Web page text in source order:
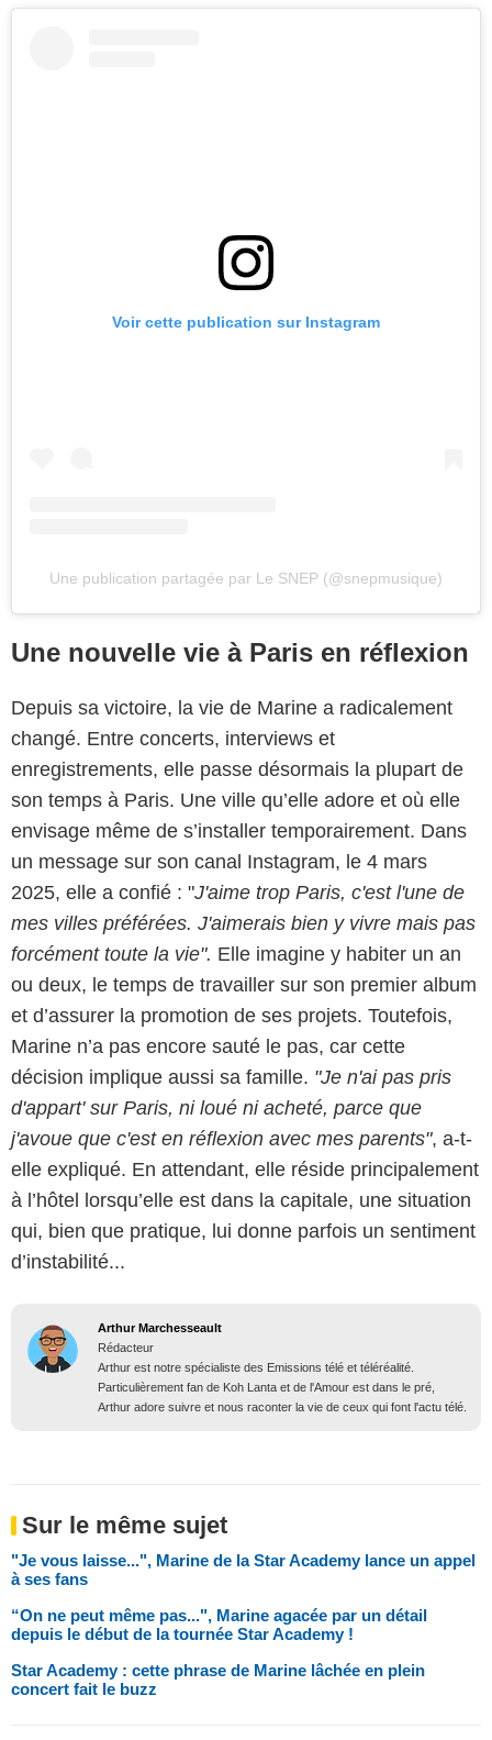
Voir cette publication sur Instagram
Une publication partagée par Le SNEP (@snepmusique)
Une nouvelle vie à Paris en réflexion
Depuis sa victoire, la vie de Marine a radicalement
changé. Entre concerts, interviews et
enregistrements, elle passe désormais la plupart de
son temps à Paris. Une ville qu’elle adore et où elle
envisage même de s’installer temporairement. Dans
un message sur son canal Instagram, le 4 mars
2025, elle a confié : "J'aime trop Paris, c'est l'une de
mes villes préférées. J'aimerais bien y vivre mais pas
forcément toute la vie". Elle imagine y habiter un an
ou deux, le temps de travailler sur son premier album
et d’assurer la promotion de ses projets. Toutefois,
Marine n’a pas encore sauté le pas, car cette
décision implique aussi sa famille. "Je n'ai pas pris
d'appart' sur Paris, ni loué ni acheté, parce que
j'avoue que c'est en réflexion avec mes parents", a-t-
elle expliqué. En attendant, elle réside principalement
à l’hôtel lorsqu’elle est dans la capitale, une situation
qui, bien que pratique, lui donne parfois un sentiment
d’instabilité...
Arthur Marchesseault
Rédacteur
Arthur est notre spécialiste des Emissions télé et téléréalité.
Particulièrement fan de Koh Lanta et de l'Amour est dans le pré,
Arthur adore suivre et nous raconter la vie de ceux qui font l'actu télé.
Sur le même sujet
"Je vous laisse...", Marine de la Star Academy lance un appel
à ses fans
“On ne peut même pas...", Marine agacée par un détail
depuis le début de la tournée Star Academy !
Star Academy : cette phrase de Marine lâchée en plein
concert fait le buzz